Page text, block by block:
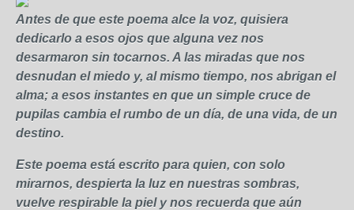
Antes de que este poema alce la voz, quisiera
dedicarlo a esos ojos que alguna vez nos
desarmaron sin tocarnos. A las miradas que nos
desnudan el miedo y, al mismo tiempo, nos abrigan el
alma; a esos instantes en que un simple cruce de
pupilas cambia el rumbo de un día, de una vida, de un
destino.
Este poema está escrito para quien, con solo
mirarnos, despierta la luz en nuestras sombras,
vuelve respirable la piel y nos recuerda que aún